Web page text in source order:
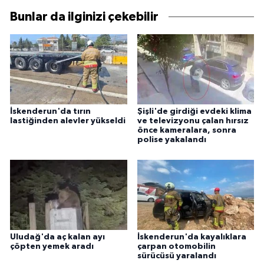
Bunlar da ilginizi çekebilir
İskenderun'da tırın
lastiğinden alevler yükseldi
Şişli'de girdiği evdeki klima
ve televizyonu çalan hırsız
önce kameralara, sonra
polise yakalandı
Uludağ'da aç kalan ayı
çöpten yemek aradı
İskenderun'da kayalıklara
çarpan otomobilin
sürücüsü yaralandı